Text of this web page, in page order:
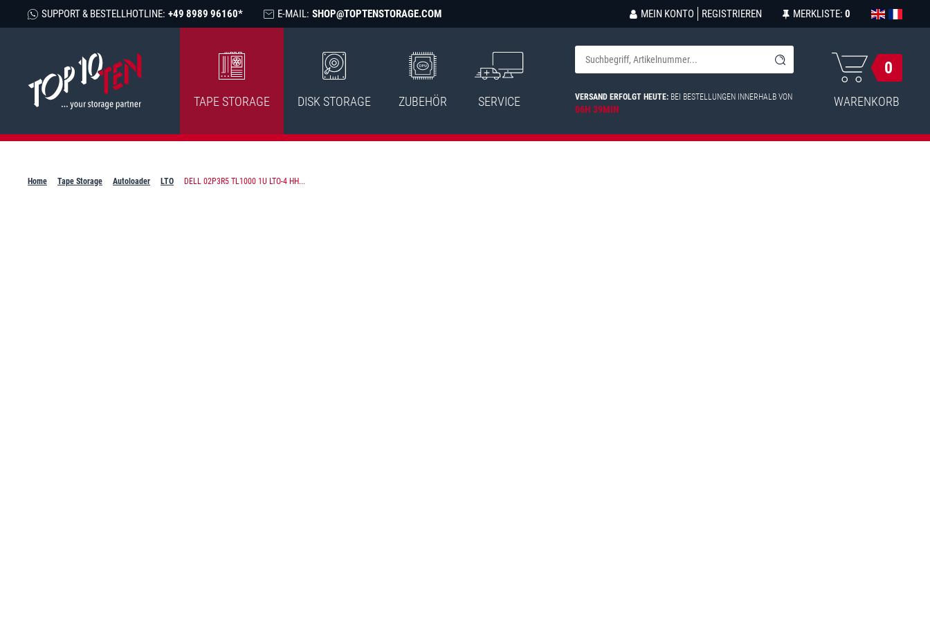
SUPPORT & BESTELLHOTLINE: +49 8989 96160* E-MAIL: SHOP@TOPTENSTORAGE.COM MEIN KONTO REGISTRIEREN MERKLISTE: 0
TAPE STORAGE DISK STORAGE ZUBEHÖR SERVICE VERSAND ERFOLGT HEUTE: BEI BESTELLUNGEN INNERHALB VON
06H 39MIN
0
WARENKORB
Home Tape Storage Autoloader LTO DELL 02P3R5 TL1000 1U LTO-4 HH...